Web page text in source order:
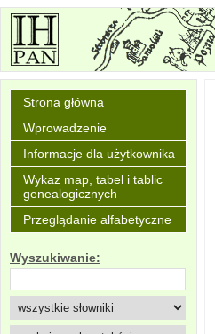
Strona główna
Wprowadzenie
Informacje dla użytkownika
Wykaz map, tabel i tablic
genealogicznych
Przeglądanie alfabetyczne
Wyszukiwanie: